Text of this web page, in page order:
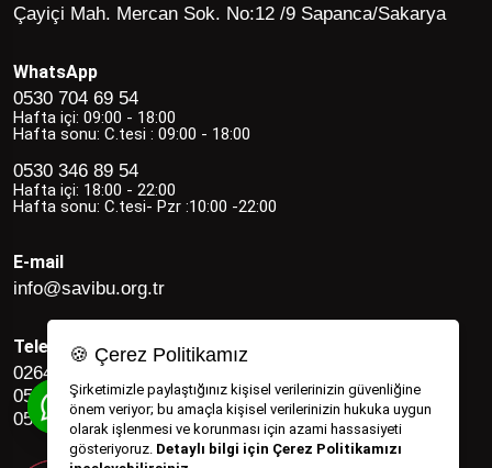
Çayiçi Mah. Mercan Sok. No:12 /9 Sapanca/Sakarya
WhatsApp
0530 704 69 54
Hafta içi: 09:00 - 18:00
Hafta sonu: C.tesi : 09:00 - 18:00
0530 346 89 54
Hafta içi: 18:00 - 22:00
Hafta sonu: C.tesi- Pzr :10:00 -22:00
E-mail
info@savibu.org.tr
Telefon
0264 582 12 17
0530 346 89 54
0530 704 69 54
🍪 Çerez Politikamız
Şirketimizle paylaştığınız kişisel verilerinizin güvenliğine
önem veriyor; bu amaçla kişisel verilerinizin hukuka uygun
olarak işlenmesi ve korunması için azami hassasiyeti
gösteriyoruz. Detaylı bilgi için Çerez Politikamızı